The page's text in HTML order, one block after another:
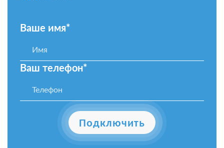
Ваше имя*
Ваш телефон*
Подключить